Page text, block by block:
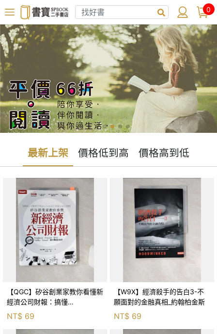
0
最新上架 價格低到高 價格高到低
【QGC】矽谷創業家教你看懂新
經濟公司財報：搞懂
Facebook、Amazon、LINE、
Netflix、Yahoo!、樂天賺錢的祕
密_柴
NT$ 69
【W9X】經濟殺手的告白3-不
願面對的金融真相_約翰柏金斯
NT$ 69